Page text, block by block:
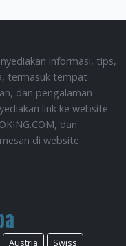
informasi, tips,
termasuk tempat
dan pengalaman
link ke website-
dan
di website
Austria Swiss